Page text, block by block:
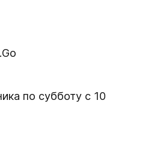
по субботу с 10